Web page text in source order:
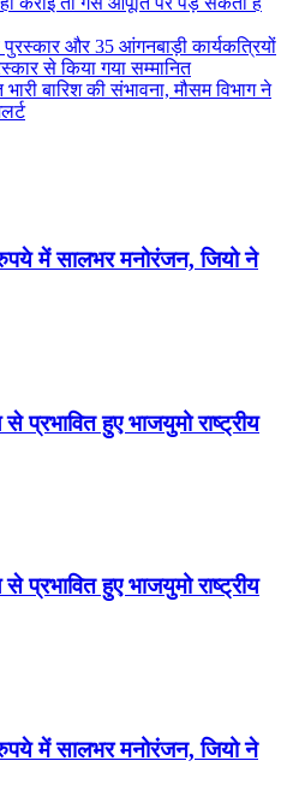
और 35 आंगनबाड़ी कार्यकत्रियों
से किया गया सम्मानित
बारिश की संभावना, मौसम विभाग ने
में सालभर मनोरंजन, जियो ने
हुए भाजयुमो राष्ट्रीय
हुए भाजयुमो राष्ट्रीय
में सालभर मनोरंजन, जियो ने